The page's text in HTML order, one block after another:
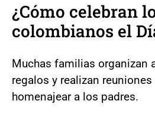
¿Cómo celebran
colombianos el
Muchas familias organizan
regalos y realizan
homenajear a los padres.